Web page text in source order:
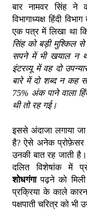
बार नामवर सिंह ने
विभागाध्यक्ष हिंदी
एक पत्र में लिखा था
सिंह को बड़ी मुश्किल से
सपने में भी खयाल न
इंटरव्यू में वह दो
बारे में दो शब्द न कह
75% अंक पाने वाला
थी तो रह गई।
इससे अंदाजा लगाया
है? ऐसे अनेक प्रोफ़ेसर
उनकी बात रह जाती
दलित विशेषांक में
शोधगंगापढ़ने को
प्रक्रिया के काले
पक्षपाती चरित्र को भी